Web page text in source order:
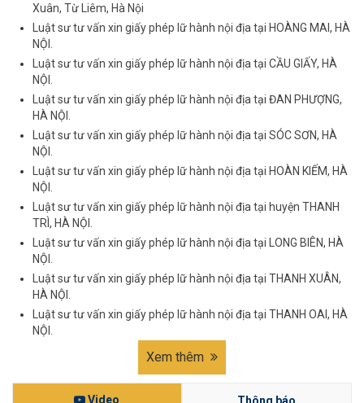
Xuân, Từ Liêm, Hà Nội
Luật sư tư vấn xin giấy phép lữ hành nội địa tại HOÀNG MAI, HÀ
NỘI.
Luật sư tư vấn xin giấy phép lữ hành nội địa tại CẦU GIẤY, HÀ
NỘI.
Luật sư tư vấn xin giấy phép lữ hành nội địa tại ĐAN PHƯỢNG,
HÀ NỘI.
Luật sư tư vấn xin giấy phép lữ hành nội địa tại SÓC SƠN, HÀ
NỘI.
Luật sư tư vấn xin giấy phép lữ hành nội địa tại HOÀN KIẾM, HÀ
NỘI.
Luật sư tư vấn xin giấy phép lữ hành nội địa tại huyện THANH
TRÌ, HÀ NỘI.
Luật sư tư vấn xin giấy phép lữ hành nội địa tại LONG BIÊN, HÀ
NỘI.
Luật sư tư vấn xin giấy phép lữ hành nội địa tại THANH XUÂN,
HÀ NỘI.
Luật sư tư vấn xin giấy phép lữ hành nội địa tại THANH OAI, HÀ
NỘI.
Xem thêm
Video